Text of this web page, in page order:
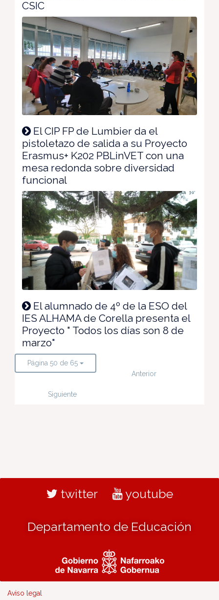
CSIC
El CIP FP de Lumbier da el
pistoletazo de salida a su Proyecto
Erasmus+ K202 PBLinVET con una
mesa redonda sobre diversidad
funcional
El alumnado de 4º de la ESO del
IES ALHAMA de Corella presenta el
Proyecto " Todos los días son 8 de
marzo"
Página 50 de 65
Anterior
Siguiente
twitter youtube
Departamento de Educación
Aviso legal